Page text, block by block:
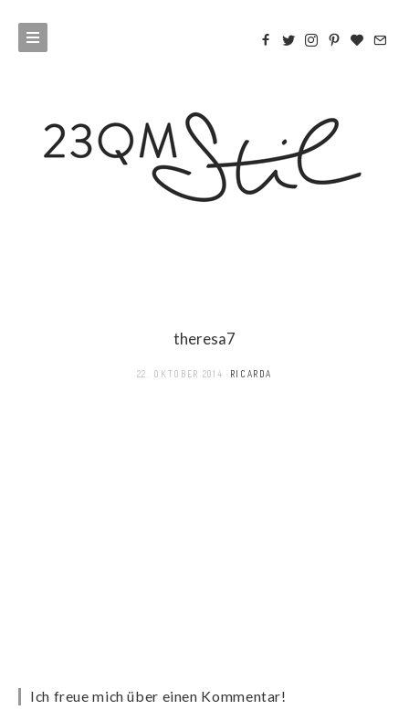
theresa7
22. OKTOBER 2014 RICARDA
Ich freue mich über einen Kommentar!